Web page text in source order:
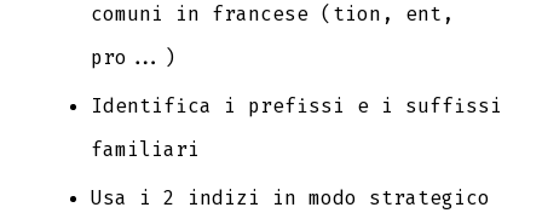
comuni in francese (tion, ent,
pro...)
Identifica i prefissi e i suffissi
familiari
Usa i 2 indizi in modo strategico